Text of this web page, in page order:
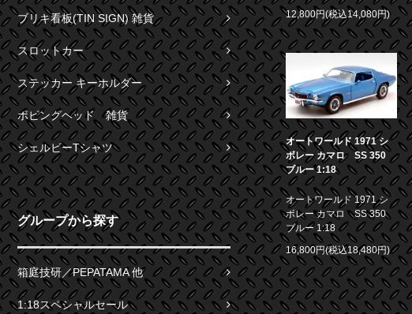
ブリキ看板(TIN SIGN) 雑貨
スロットカー
ステッカー キーホルダー
ボビングヘッド 雑貨
シェルビーTシャツ
グループから探す
箱庭技研／PEPATAMA 他
1:18スペシャルセール
12,800円(税込14,080円)
オートワールド 1971 シ
ボレー カマロ SS 350
ブルー 1:18
オートワールド 1971 シ
ボレー カマロ SS 350
ブルー 1:18
16,800円(税込18,480円)